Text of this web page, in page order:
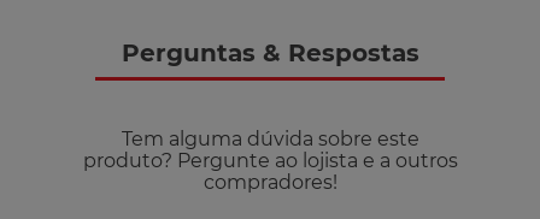
Perguntas & Respostas
Tem alguma dúvida sobre este
produto? Pergunte ao lojista e a outros
compradores!